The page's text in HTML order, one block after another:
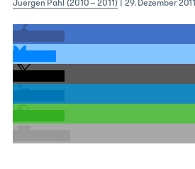
Juergen Pahl (2010 – 2011)| 29. Dezember 2011